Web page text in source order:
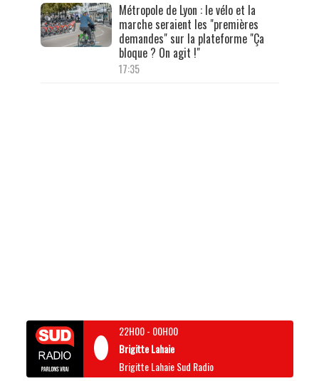
Métropole de Lyon : le vélo et la
marche seraient les "premières
demandes" sur la plateforme "Ça
bloque ? On agit !"
17:35
22H00- 00H00
Brigitte Lahaie
Brigitte Lahaie Sud Radio